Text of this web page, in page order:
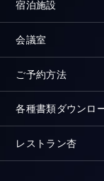
宿泊施設
会議室
ご予約方法
各種書類ダウンロ
レストラン杏